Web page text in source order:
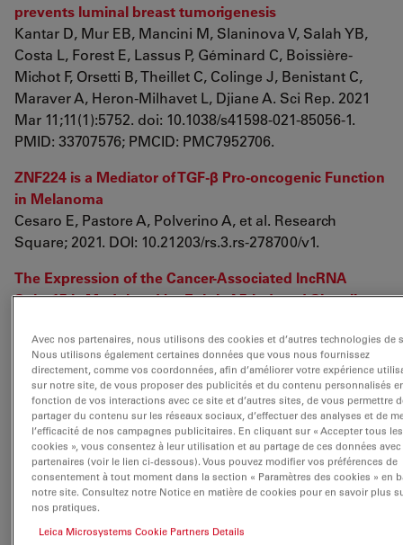
prevents luminal breast tumorigenesis
Kantar D, Mur EB, Mancini M, Slaninova V, Salah YB,
Costa L, Forest E, Lassus P, Géminard C, Boissière-
Michot F, Orsetti B, Theillet C, Colinge J, Benistant C,
Maraver A, Heron-Milhavet L, Djiane A. Sci Rep. 2021
Mar 11;11(1):5752. doi: 10.1038/s41598-021-85056-1.
PMID: 33707576; PMCID: PMC7952706.
ZNF224 is a Mediator of TGF-β Pro-oncogenic Function
in Melanoma
Cesaro E, Pastore A, Polverino A, et al. Research
Square; 2021. DOI: 10.21203/rs.3.rs-278700/v1.
The Expression of the Cancer-Associated lncRNA
Snhg15 Is Modulated by EphrinA5-Induced Signaling
Braunsteffer K, Reichard J, Ravaei A, Linde J, Lampert
A, Costa IG, Zimmer-Bensch G. Int J Mol Sci. 2021 Jan
29;22(3):1332. doi: 10.3390/ijms22031332. PMID:
33572758; PMCID: PMC7866228.
Cancer cells adapt FAM134B-BiP complex mediated
ER-phagy to survive hypoxic stress
Sandhya Chipurupalli, Raja Ganesan, Giulia Martini,
Luigi Mele, Elango Kannan, Vigneshwaran
Namasivayam, Vincenzo Desiderio, Nirmal Robinson
Avec nos partenaires, nous utilisons des cookies et d’autres technologies de
Nous utilisons également certaines données que vous nous fournissez
directement, comme vos coordonnées, afin d’améliorer votre expérience
sur notre site, de vous proposer des publicités et du contenu personnalisés
fonction de vos interactions avec ce site et d’autres sites, de vous permettre
partager du contenu sur les réseaux sociaux, d’effectuer des analyses et de
l’efficacité de nos campagnes publicitaires. En cliquant sur « Accepter tous les
cookies », vous consentez à leur utilisation et au partage de ces données
partenaires (voir le lien ci-dessous). Vous pouvez modifier vos préférences de
consentement à tout moment dans la section « Paramètres des cookies » en
notre site. Consultez notre Notice en matière de cookies pour en savoir plus
nos pratiques.
Leica Microsystems Cookie Partners Details